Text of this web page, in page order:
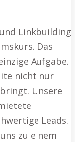
Linkbuilding
Das
Aufgabe.
nicht nur
Unsere
Leads.
zu einem